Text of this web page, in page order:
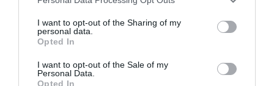
not limited to your visit or usage behaviour. You may click to
grant or deny consent to Google and its third-party tags to
use your data for below specified purposes in below Google
consent section.
I want to opt-out of the Sharing of my
personal data.
Opted In
I want to opt-out of the Sale of my
Personal Data.
Opted In
nord de Dunăre, între orașele Râmnicu Vâlcea şi
Craiova. Cu o istorie de 2.000 de ani, în zilele noastre
soiurile cultivate aici sunt fetească albă, fetească
regală, riesling italian, pinot gris, chardonnay,
sauvignon blanc, crâmpoşia, muscat ottonel,
tămâioasă românească precum şi Novac, Negru de